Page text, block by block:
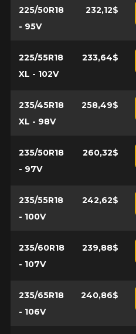
225/50R18
- 95V
232,12$
225/55R18
XL - 102V
233,64$
235/45R18
XL - 98V
258,49$
235/50R18
- 97V
260,32$
235/55R18
- 100V
242,62$
235/60R18
- 107V
239,88$
235/65R18
- 106V
240,86$